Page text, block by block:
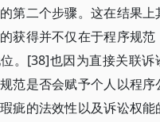
第二个步骤。这在结果上
获得并不仅在于程序规范
。[38]也因为直接关联诉
范是否会赋予个人以程序
疵的法效性以及诉讼权能